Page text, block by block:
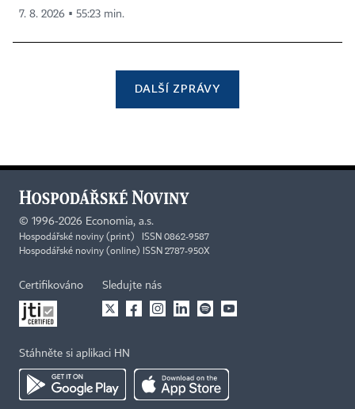
7. 8. 2026 ▪ 55:23 min.
DALŠÍ ZPRÁVY
© 1996-2026 Economia, a.s.
Hospodářské noviny (print) ISSN 0862-9587
Hospodářské noviny (online) ISSN 2787-950X
Certifikováno Sledujte nás
Stáhněte si aplikaci HN